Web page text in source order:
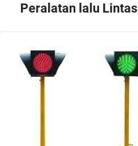
Peralatan lalu Lintas